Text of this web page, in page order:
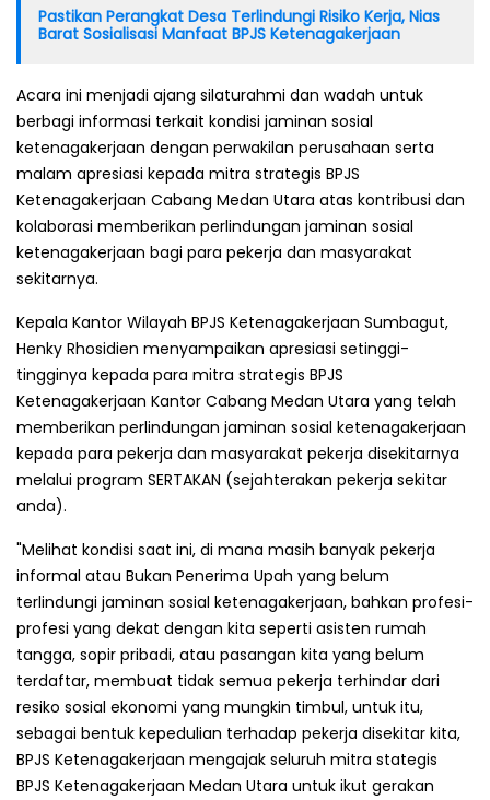
Pastikan Perangkat Desa Terlindungi Risiko Kerja, Nias
Barat Sosialisasi Manfaat BPJS Ketenagakerjaan
Acara ini menjadi ajang silaturahmi dan wadah untuk
berbagi informasi terkait kondisi jaminan sosial
ketenagakerjaan dengan perwakilan perusahaan serta
malam apresiasi kepada mitra strategis BPJS
Ketenagakerjaan Cabang Medan Utara atas kontribusi dan
kolaborasi memberikan perlindungan jaminan sosial
ketenagakerjaan bagi para pekerja dan masyarakat
sekitarnya.
Kepala Kantor Wilayah BPJS Ketenagakerjaan Sumbagut,
Henky Rhosidien menyampaikan apresiasi setinggi-
tingginya kepada para mitra strategis BPJS
Ketenagakerjaan Kantor Cabang Medan Utara yang telah
memberikan perlindungan jaminan sosial ketenagakerjaan
kepada para pekerja dan masyarakat pekerja disekitarnya
melalui program SERTAKAN (sejahterakan pekerja sekitar
anda).
"Melihat kondisi saat ini, di mana masih banyak pekerja
informal atau Bukan Penerima Upah yang belum
terlindungi jaminan sosial ketenagakerjaan, bahkan profesi-
profesi yang dekat dengan kita seperti asisten rumah
tangga, sopir pribadi, atau pasangan kita yang belum
terdaftar, membuat tidak semua pekerja terhindar dari
resiko sosial ekonomi yang mungkin timbul, untuk itu,
sebagai bentuk kepedulian terhadap pekerja disekitar kita,
BPJS Ketenagakerjaan mengajak seluruh mitra stategis
BPJS Ketenagakerjaan Medan Utara untuk ikut gerakan